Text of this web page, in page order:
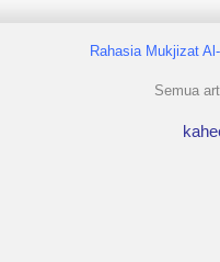
Rahasia Mukjizat
Semua